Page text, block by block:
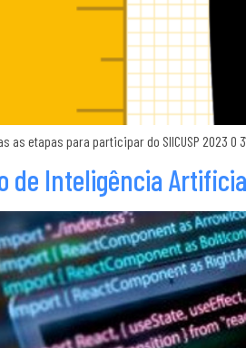
as etapas para participar do SIICUSP 2023
de Inteligência